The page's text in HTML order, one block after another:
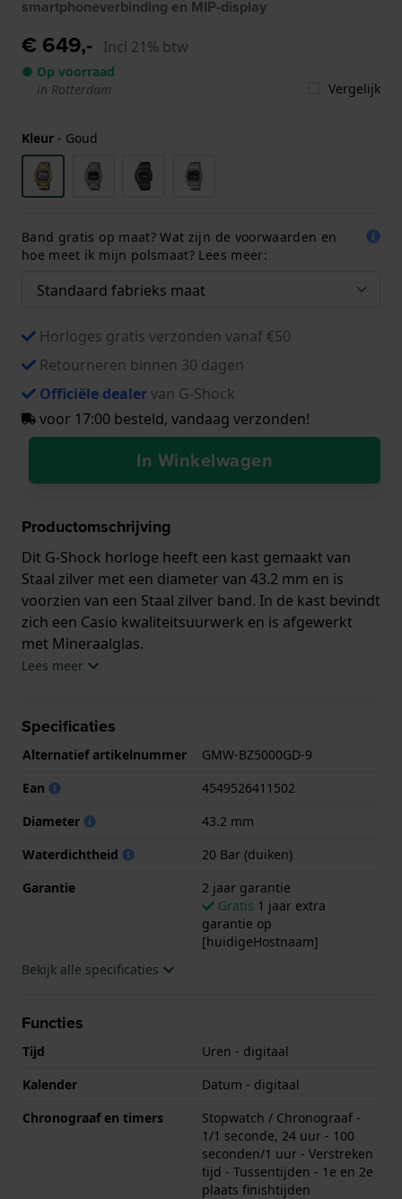
smartphoneverbinding en MIP-display
€ 649,- Incl 21% btw
● Op voorraad
in Rotterdam
Vergelijk
Kleur - Goud
Band gratis op maat? Wat zijn de voorwaarden en
hoe meet ik mijn polsmaat? Lees meer:
Horloges gratis verzonden vanaf €50
Retourneren binnen 30 dagen
Officiële dealervan G-Shock
voor 17:00 besteld, vandaag verzonden!
In Winkelwagen
Productomschrijving
Dit G-Shock horloge heeft een kast gemaakt van
Staal zilver met een diameter van 43.2 mm en is
voorzien van een Staal zilver band. In de kast bevindt
zich een Casio kwaliteitsuurwerk en is afgewerkt
met Mineraalglas.
horloge geleverd met 2 jaar garantie.
Lees meer
Specificaties
Alternatief artikelnummer
GMW-BZ5000GD-9
Ean
4549526411502
Diameter
43.2 mm
Waterdichtheid
20 Bar (duiken)
Garantie
2 jaar garantie
Gratis 1 jaar extra
garantie op
[huidigeHostnaam]
Bekijk alle specificaties
Functies
Tijd
Uren - digitaal
Kalender
Datum - digitaal
Chronograaf en timers
Stopwatch / Chronograaf -
1/1 seconde, 24 uur - 100
seconden/1 uur - Verstreken
tijd - Tussentijden - 1e en 2e
plaats finishtijden